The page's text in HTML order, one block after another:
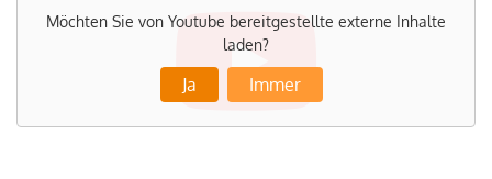
Möchten Sie von Youtube bereitgestellte externe Inhalte
laden?
Ja Immer